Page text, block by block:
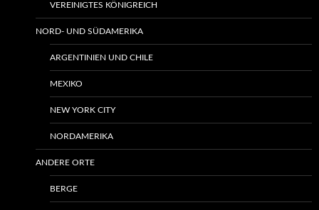
VEREINIGTES KÖNIGREICH
NORD- UND SÜDAMERIKA
ARGENTINIEN UND CHILE
MEXIKO
NEW YORK CITY
NORDAMERIKA
ANDERE ORTE
BERGE